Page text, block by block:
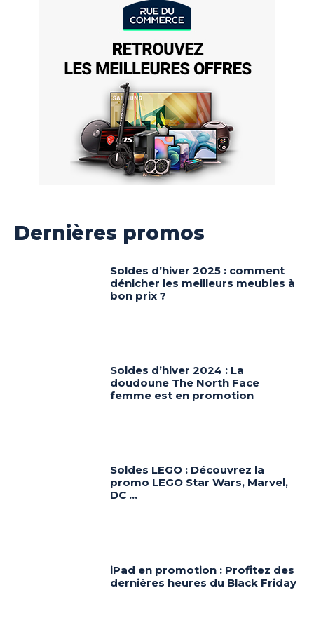
Dernières promos
Soldes d’hiver 2025 : comment
dénicher les meilleurs meubles à
bon prix ?
Soldes d’hiver 2024 : La
doudoune The North Face
femme est en promotion
Soldes LEGO : Découvrez la
promo LEGO Star Wars, Marvel,
DC …
iPad en promotion : Profitez des
dernières heures du Black Friday